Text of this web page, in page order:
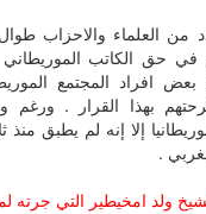
العلماء والاحزاب طوال
في حق الكاتب الموريطاني
افراد المجتمع
بهذا القرار . ورغم
إلا إنه لم يطبق منذ
.
ولد امخيطير التي جرته